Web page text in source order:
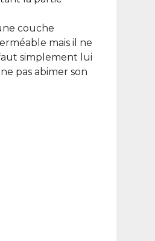
couche
mais il ne
simplement lui
pas abimer son